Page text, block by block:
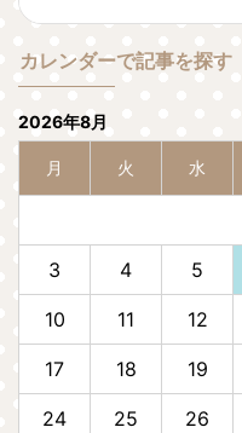
カレンダーで記事を探す
2026年8月
月 火 水
3 4 5
10 11 12
17 18 19
24 25 26